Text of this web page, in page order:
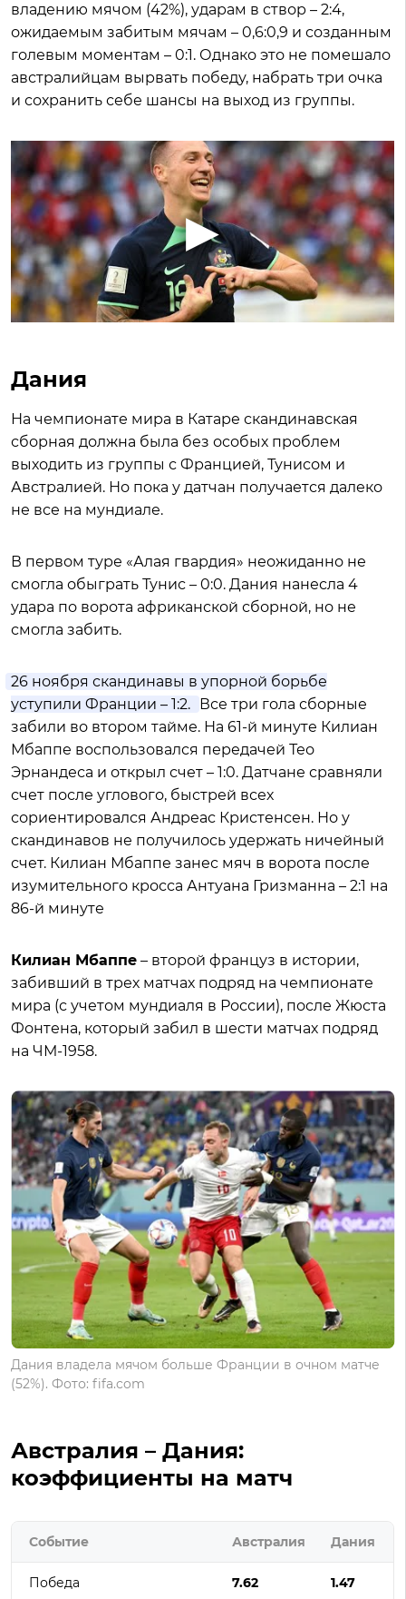
владению мячом (42%), ударам в створ – 2:4,
ожидаемым забитым мячам – 0,6:0,9 и созданным
голевым моментам – 0:1. Однако это не помешало
австралийцам вырвать победу, набрать три очка
и сохранить себе шансы на выход из группы.
Дания
На чемпионате мира в Катаре скандинавская
сборная должна была без особых проблем
выходить из группы с Францией, Тунисом и
Австралией. Но пока у датчан получается далеко
не все на мундиале.
В первом туре «Алая гвардия» неожиданно не
смогла обыграть Тунис – 0:0. Дания нанесла 4
удара по ворота африканской сборной, но не
смогла забить.
26 ноября скандинавы в упорной борьбе
уступили Франции – 1:2. Все три гола сборные
забили во втором тайме. На 61-й минуте Килиан
Мбаппе воспользовался передачей Тео
Эрнандеса и открыл счет – 1:0. Датчане сравняли
счет после углового, быстрей всех
сориентировался Андреас Кристенсен. Но у
скандинавов не получилось удержать ничейный
счет. Килиан Мбаппе занес мяч в ворота после
изумительного кросса Антуана Гризманна – 2:1 на
86-й минуте
Килиан Мбаппе – второй француз в истории,
забивший в трех матчах подряд на чемпионате
мира (с учетом мундиаля в России), после Жюста
Фонтена, который забил в шести матчах подряд
на ЧМ-1958.
Дания владела мячом больше Франции в очном матче
(52%). Фото: fifa.com
Австралия – Дания:
коэффициенты на матч
Событие Австралия Дания
Победа 7.62 1.47